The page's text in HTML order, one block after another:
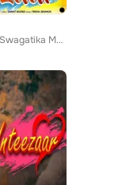
Dolamani Suna, Swagatika Mohanty